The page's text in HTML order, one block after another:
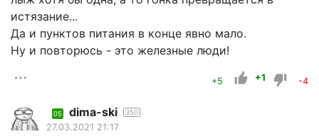
истязание...
Да и пунктов питания в конце явно мало.
Ну и повторюсь - это железные люди!
+5 +1 -4
05 dima-ski 350
27.03.2021 21:17